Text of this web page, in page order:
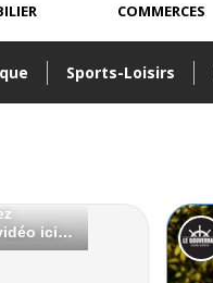
Sports-Loisirs
COMMERCES